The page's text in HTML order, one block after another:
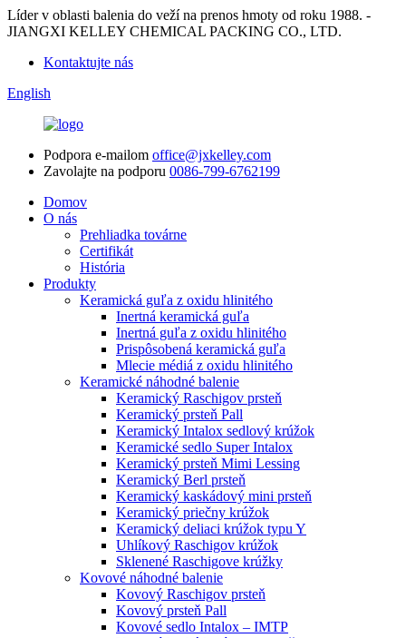
Líder v oblasti balenia do veží na prenos hmoty od roku 1988. -
JIANGXI KELLEY CHEMICAL PACKING CO., LTD.
Kontaktujte nás
English
Podpora e-mailom office@jxkelley.com
Zavolajte na podporu 0086-799-6762199
Domov
O nás
Prehliadka továrne
Certifikát
História
Produkty
Keramická guľa z oxidu hlinitého
Inertná keramická guľa
Inertná guľa z oxidu hlinitého
Prispôsobená keramická guľa
Mlecie médiá z oxidu hlinitého
Keramické náhodné balenie
Keramický Raschigov prsteň
Keramický prsteň Pall
Keramický Intalox sedlový krúžok
Keramické sedlo Super Intalox
Keramický prsteň Mimi Lessing
Keramický Berl prsteň
Keramický kaskádový mini prsteň
Keramický priečny krúžok
Keramický deliaci krúžok typu Y
Uhlíkový Raschigov krúžok
Sklenené Raschigove krúžky
Kovové náhodné balenie
Kovový Raschigov prsteň
Kovový prsteň Pall
Kovové sedlo Intalox – IMTP